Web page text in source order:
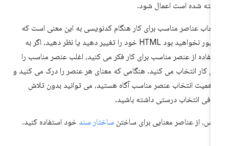
شده است اعمال شود.
عناصر مناسب برای کار هنگام کدنویسی به این معنی است که
مجبور نخواهید بود HTML خود را تغییر دهید یا نظر دهید. اگر به
از عنصر مناسب برای کار فکر می کنید، اغلب عنصر مناسب را
کار انتخاب می کنید. هنگامی که معنای هر عنصر را درک می کنید و
اهمیت انتخاب عنصر مناسب آگاه هستید، می توانید بدون تلاش
انتخاب درستی داشته باشید.
از عناصر معنایی برای ساختنساختار سند خود استفاده کنید.